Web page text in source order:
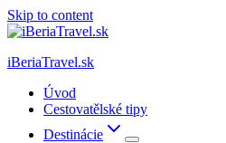
Skip to content
iBeriaTravel.sk
Úvod
Cestovatělské tipy
Destinácie